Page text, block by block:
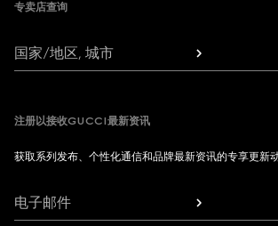
专卖店查询
国家/地区, 城市
注册以接收GUCCI最新资讯
获取系列发布、个性化通信和品牌最新资讯的专享更新动
电子邮件